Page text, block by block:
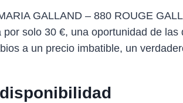
GALLAND – 880 ROUGE
por solo 30 €, una oportunidad de
a un precio imbatible, un